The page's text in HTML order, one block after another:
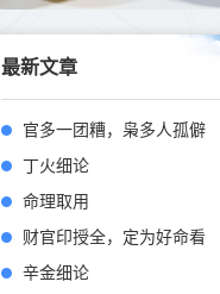
最新文章
官多一团糟，枭多人孤僻
丁火细论
命理取用
财官印授全，定为好命看
辛金细论